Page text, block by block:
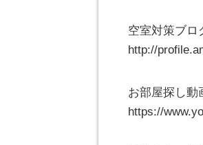
空室対策ブロ
http://
お部屋探し動
https://